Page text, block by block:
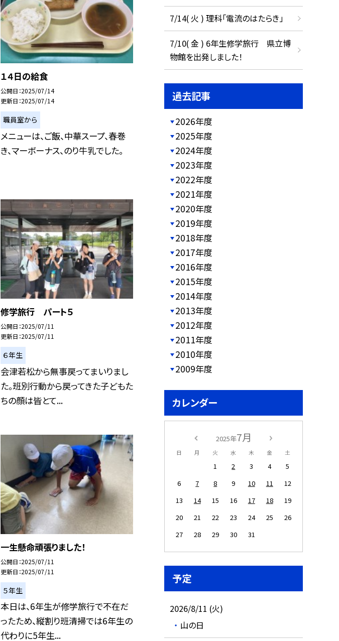
１４日の給食
公開日 2025/07/14
更新日 2025/07/14
職員室から
メニューは、ご飯、中華スープ、春巻
き、マーボーナス、のり牛乳でした。
修学旅行 パート５
公開日 2025/07/11
更新日 2025/07/11
６年生
会津若松から無事戻ってまいりまし
た。班別行動から戻ってきた子どもた
ちの顔は皆とて...
一生懸命頑張りました！
公開日 2025/07/11
更新日 2025/07/11
５年生
本日は、6年生が修学旅行で不在だ
ったため、縦割り班清掃では6年生の
代わりに5年生...
7/14( 火 ) 理科「電流のはたらき」
7/10( 金 ) 6年生修学旅行 県立博
物館を出発しました！
過去記事
2026年度
2025年度
2024年度
2023年度
2022年度
2021年度
2020年度
2019年度
2018年度
2017年度
2016年度
2015年度
2014年度
2013年度
2012年度
2011年度
2010年度
2009年度
カレンダー
2025年7月
日 月 火 水 木 金 土
1 2 3 4
5
6
7 8 9 10 11
12
13
14 15 16 17 18
19
20
21 22 23 24 25
26
27
28 29 30 31
予定
2026/8/11 (火)
山の日